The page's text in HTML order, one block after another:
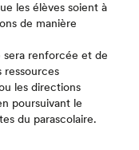
les élèves soient à
de manière
sera renforcée et de
ressources
les directions
poursuivant le
du parascolaire.